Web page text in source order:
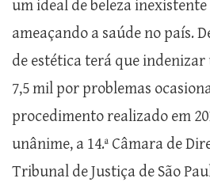
um ideal de beleza
ameaçando a saúde no país.
de estética terá que indenizar
7,5 mil por problemas
procedimento realizado em
unânime, a 14.ª Câmara de
Tribunal de Justiça de São